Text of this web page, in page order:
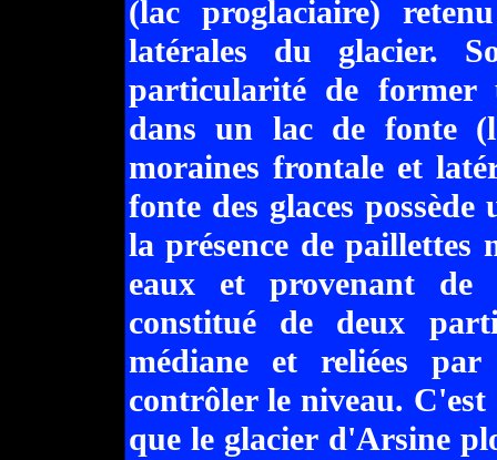
(lac proglaciaire)
latérales du glacier.
particularité de former
dans un lac de fonte
moraines frontale et
fonte des glaces
la présence de paillettes
eaux et provenant de
constitué de deux
médiane et reliées
contrôler le niveau.
que le glacier d'Arsine